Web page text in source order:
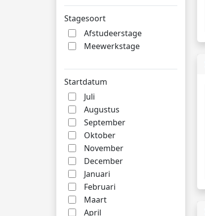
Stagesoort
Afstudeerstage
Meewerkstage
Startdatum
Juli
Augustus
September
Oktober
November
December
Januari
Februari
Maart
April